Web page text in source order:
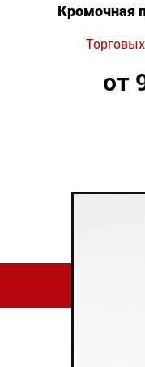
Кромочная
от